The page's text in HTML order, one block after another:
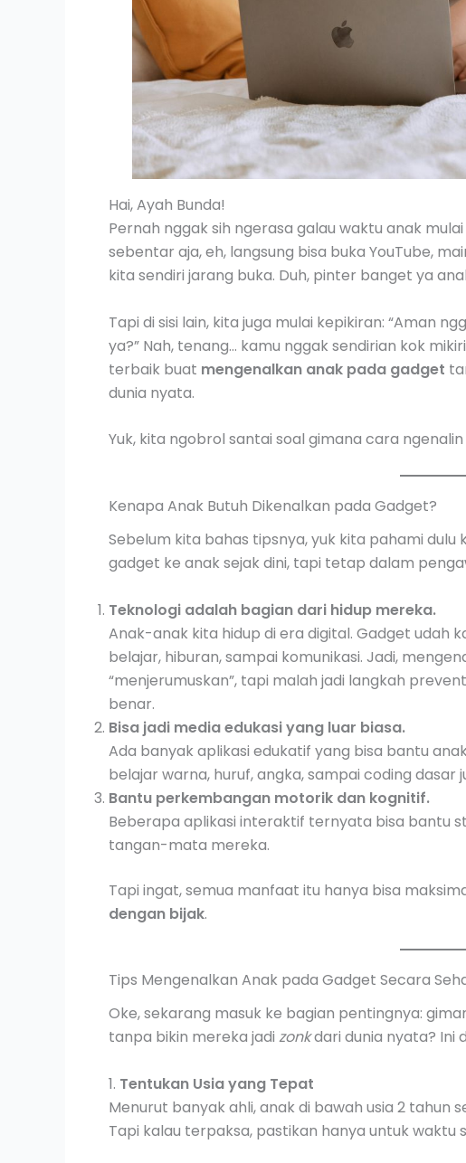
Hai, Ayah Bunda!
Pernah nggak sih ngerasa galau waktu anak
sebentar aja, eh, langsung bisa buka YouTube,
kita sendiri jarang buka. Duh, pinter banget ya
Tapi di sisi lain, kita juga mulai kepikiran: “Aman
ya?” Nah, tenang… kamu nggak sendirian kok
terbaik buat mengenalkan anak pada gadget
dunia nyata.
Yuk, kita ngobrol santai soal gimana cara
Kenapa Anak Butuh Dikenalkan pada Gadget?
Sebelum kita bahas tipsnya, yuk kita pahami
gadget ke anak sejak dini, tapi tetap dalam
Teknologi adalah bagian dari hidup mereka.
Anak-anak kita hidup di era digital. Gadget udah
belajar, hiburan, sampai komunikasi. Jadi,
“menjerumuskan”, tapi malah jadi langkah
benar.
Bisa jadi media edukasi yang luar biasa.
Ada banyak aplikasi edukatif yang bisa bantu
belajar warna, huruf, angka, sampai coding dasar
Bantu perkembangan motorik dan kognitif.
Beberapa aplikasi interaktif ternyata bisa bantu
tangan-mata mereka.
Tapi ingat, semua manfaat itu hanya bisa
dengan bijak.
Tips Mengenalkan Anak pada Gadget Secara
Oke, sekarang masuk ke bagian pentingnya:
tanpa bikin mereka jadi zonkdari dunia nyata? Ini
1. Tentukan Usia yang Tepat
Menurut banyak ahli, anak di bawah usia 2 tahun
Tapi kalau terpaksa, pastikan hanya untuk